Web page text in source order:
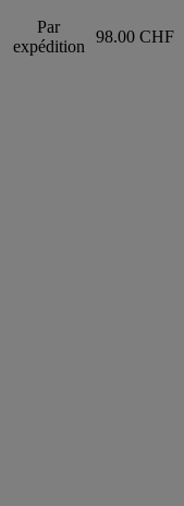
Par
expédition
98.00 CHF